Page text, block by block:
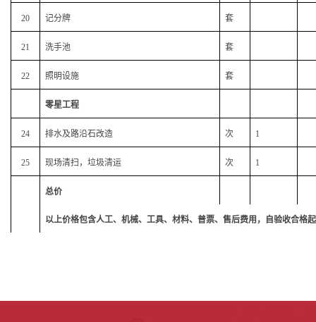
20 记分牌 套
21 洗手池 套
22 照明设施 套
零星工程
24 排水及路沿石改造 次 1
25 现场清扫，垃圾清运 次 1
总价
以上价格包含人工、机械、工具、材料、普票、售后费用，自验收合格